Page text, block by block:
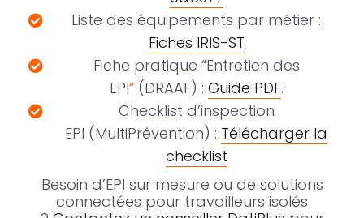
Liste des équipements par métier :
Fiches IRIS-ST
Fiche pratique “Entretien des
EPI“(DRAAF) : Guide PDF.
Checklist d’inspection
EPI (MultiPrévention) : Télécharger la
checklist
Besoin d’EPI sur mesure ou de solutions
connectées pour travailleurs isolés